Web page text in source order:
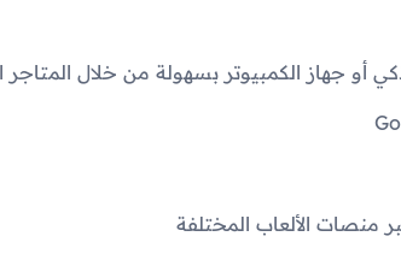
أو جهاز الكمبيوتر بسهولة من خلال المتاجر
منصات الألعاب المختلفة